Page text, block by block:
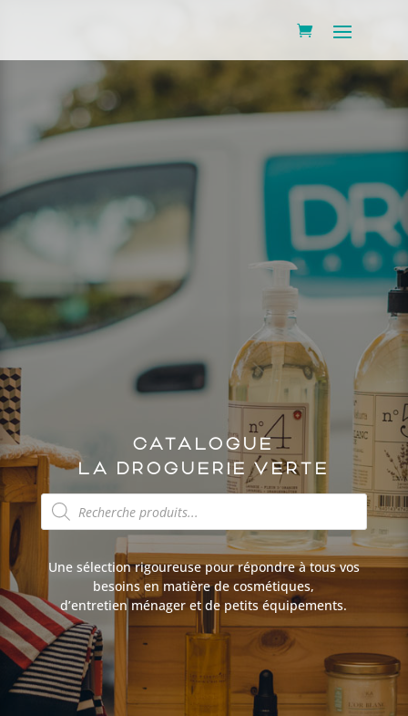
CATALOGUE
LA DROGUERIE VERTE
Recherche
de
produits
Une sélection rigoureuse pour répondre à tous vos
besoins en matière de cosmétiques,
d’entretien ménager et de petits équipements.